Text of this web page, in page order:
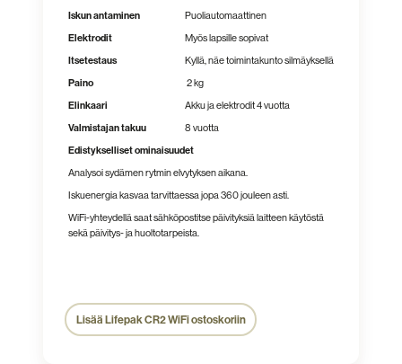
Iskun antaminen
Puoliautomaattinen
Elektrodit
Myös lapsille sopivat
Itsetestaus
Kyllä, näe toimintakunto silmäyksellä
Paino
2 kg
Elinkaari
Akku ja elektrodit 4 vuotta
Valmistajan takuu
8 vuotta
Edistykselliset ominaisuudet
Analysoi sydämen rytmin elvytyksen aikana.
Iskuenergia kasvaa tarvittaessa jopa 360 jouleen asti.
WiFi-yhteydellä saat sähköpostitse päivityksiä laitteen käytöstä
sekä päivitys- ja huoltotarpeista.
Lisää Lifepak CR2 WiFi ostoskoriin